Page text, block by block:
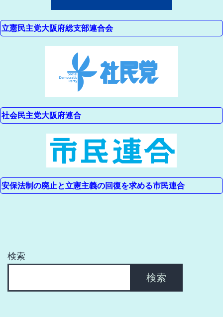
立憲民主党大阪府総支部連合会
社会民主党大阪府連合
安保法制の廃止と立憲主義の回復を求める市民連合
検索
検索